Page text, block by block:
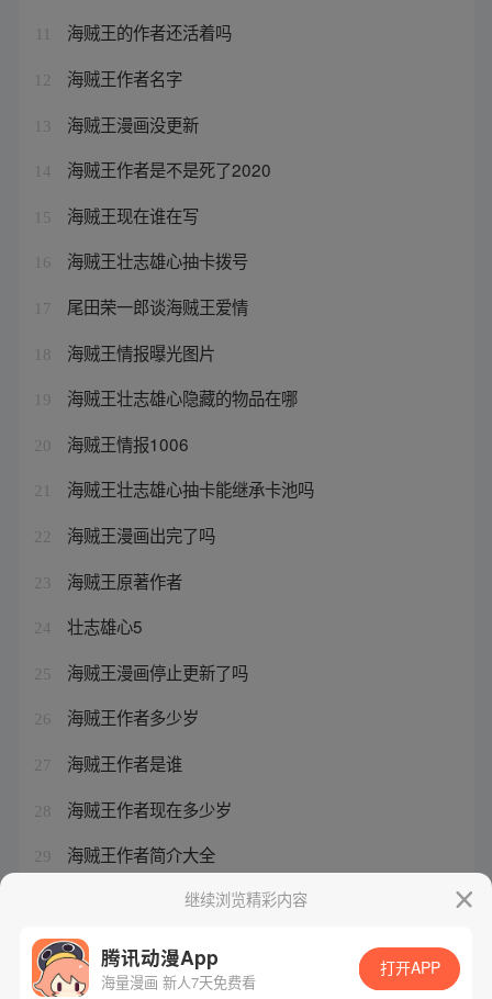
海贼王的作者还活着吗
12 海贼王作者名字
13 海贼王漫画没更新
14 海贼王作者是不是死了2020
15 海贼王现在谁在写
16 海贼王壮志雄心抽卡拨号
17 尾田荣一郎谈海贼王爱情
18 海贼王情报曝光图片
19 海贼王壮志雄心隐藏的物品在哪
20 海贼王情报1006
21 海贼王壮志雄心抽卡能继承卡池吗
22 海贼王漫画出完了吗
23 海贼王原著作者
24 壮志雄心5
25 海贼王漫画停止更新了吗
26 海贼王作者多少岁
27 海贼王作者是谁
28 海贼王作者现在多少岁
29 海贼王作者简介大全
海贼王情报1104什么时候出
继续浏览精彩内容
腾讯动漫App
海量漫画 新人7天免费看
打开APP